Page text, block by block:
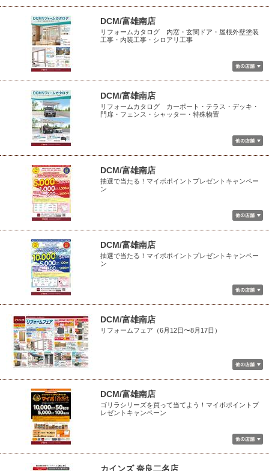
DCM/富雄南店
リフォームカタログ 内窓・玄関ドア・屋根外壁塗装
工事・内装工事・シロアリ工事
DCM/富雄南店
リフォームカタログ カーポート・テラス・デッキ・
門扉・フェンス・シャッター・特殊物置
DCM/富雄南店
抽選で当たる！マイボポイントプレゼントキャンペー
ン
DCM/富雄南店
抽選で当たる！マイボポイントプレゼントキャンペー
ン
DCM/富雄南店
リフォームフェア（6月12日〜8月17日）
DCM/富雄南店
ゴリラシリーズを買って当てよう！マイボポイントプ
レゼントキャンペーン
カインズ 奈良二名店